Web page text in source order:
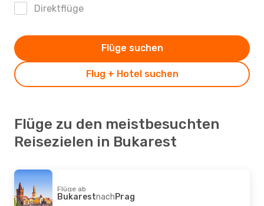
Direktflüge
Flug + Hotel suchen
Flüge suchen
Flüge zu den meistbesuchten
Reisezielen in Bukarest
Flüge ab
BukarestnachPrag